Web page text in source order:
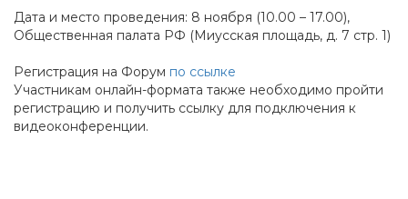
Дата и место проведения: 8 ноября (10.00 – 17.00),
Общественная палата РФ (Миусская площадь, д. 7 стр. 1)
Регистрация на Форум по ссылке
Участникам онлайн-формата также необходимо пройти
регистрацию и получить ссылку для подключения к
видеоконференции.